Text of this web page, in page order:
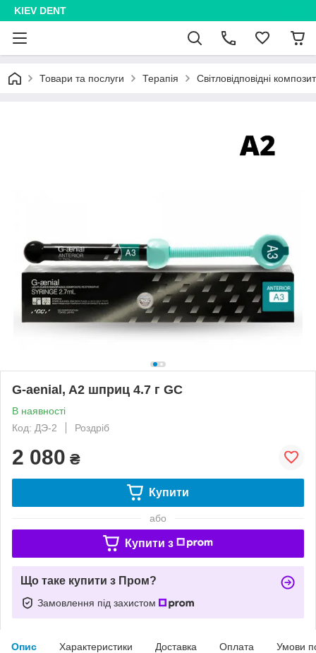
KIEV DENT
Товари та послуги Терапія Світловідповідні
G-aenial, A2 шприц 4.7 г GC
В наявності
Код: ДЭ-2
Роздріб
2 080 ₴
Купити
або
Купити з
Що таке купити з Пром?
Замовлення під захистом
Опис Характеристики Доставка Оплата Умови